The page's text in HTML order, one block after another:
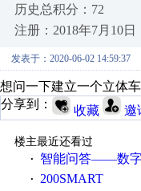
历史总积分：72
注册：2018年7月10日
发表于：2020-06-02 14:59:37
想问一下建立一个立体
分享到：
收藏 邀
楼主最近还看过
·
智能问答——数字工厂、智慧工厂和
· 200SMART